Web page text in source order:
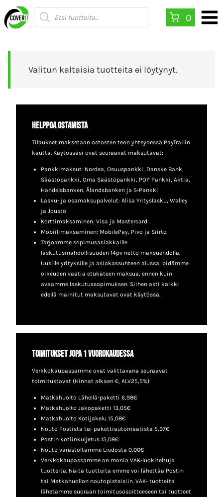
Siirry
sisältöön
Products
search
0
Valitun kaltaisia tuotteita ei löytynyt.
Helppoa ostamista
Tilaukset maksetaan ostosten teon yhteydessä PayTrailin
kautta. Käytössäsi ovat seuraavat maksutavat:
Pankkimaksut: Nordea, Osuuspankki, Danske Bank,
Säästöpankki, Oma Säästöpankki, POP Pankki, Aktia,
Handelsbanken, Ålandsbanken ja S-Pankki
Lasku- ja osamaksupalvelut: Alisa Yrityslasku, Walley
ja Jousto
Korttimaksaminen: Visa ja Mastercard
Mobiilimaksaminen: MobilePay, Pivo ja Siirto
Tarjoamme sopimusasiakkaille
laskutusmahdollisuuden 14pv netto maksuehdolla.
Uusille yrityksille ja asiakassuhteen alussa, pidämme
oikeuden vaatia etukäteen maksua, ennen kuin
avaamme laskutussopimuksen. Siihen asti kaikki
edellä mainitut maksutavat ovat käytössä.
Toimitukset jopa 1 vuorokaudessa
Verkkokaupassamme ovat valittavana seuraavat
toimitustavat (Hinnat alkaen €, ALV25,5%):
Matkahuolto Lähellä-paketti 6,98€
Matkahuolto Jakopaketti 13,05€
Matkahuolto Kotijakelu 15,08€
Nouto Postista tai pakettiautomaatista 5,97€
Postin kotiinkuljetus 15,08€
Nouto varastoltamme Liedosta 0,00€
Verkkokaupassamme on monia VAK-luokiteltuja
tuotteita. Näitä tuotteita emme voi lähettää Postin
tai Matkahuollon noutopisteisiin. VAK- tuotteita
lähetämme suoraan toimitusosoitteeseen tai tuotteet